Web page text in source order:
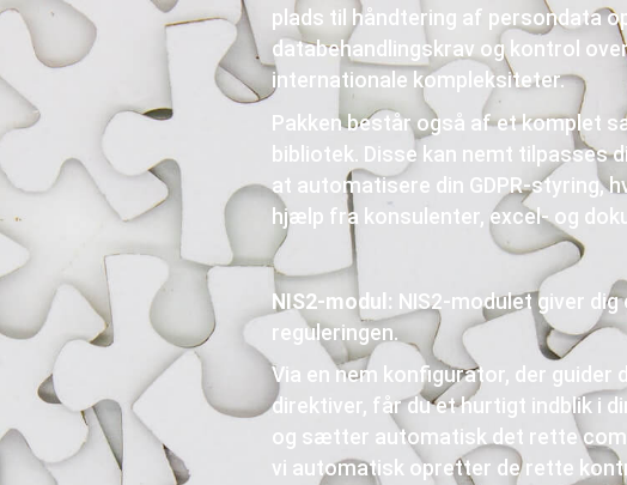
plads til håndtering af persondata
databehandlingskrav og kontrol
internationale kompleksiteter.
Pakken består også af et komplet
bibliotek. Disse kan nemt tilpasses
at automatisere din GDPR-styring,
hjælp fra konsulenter, excel- og
NIS2-modul: NIS2-modulet giver
reguleringen.
Via en nem konfigurator, der guider
direktiver, får du et hurtigt indblik i
og sætter automatisk det rette
vi automatisk opretter de rette